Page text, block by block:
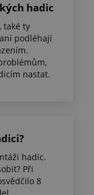
hadic
také ty
podléhají
nastat.
hadic.
Při
8